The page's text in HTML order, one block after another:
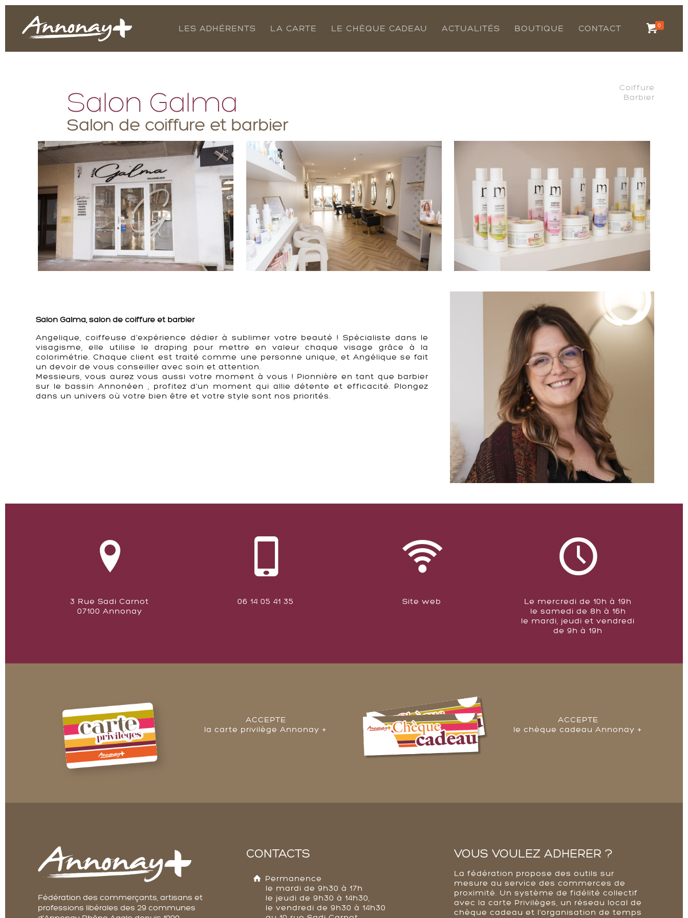
LES ADHÉRENTS LA CARTE LE CHÈQUE CADEAU ACTUALITÉS BOUTIQUE CONTACT 0
Salon Galma
Salon de coiffure et barbier
Coiffure
Barbier
Salon Galma, salon de coiffure et barbier
Angelique, coiffeuse d’expérience dédier à sublimer votre beauté ! Spécialiste dans le
visagisme, elle utilise le draping pour mettre en valeur chaque visage grâce à la
colorimétrie. Chaque client est traité comme une personne unique, et Angélique se fait
un devoir de vous conseiller avec soin et attention.
Messieurs, vous aurez vous aussi votre moment à vous ! Pionnière en tant que barbier
sur le bassin Annonéen , profitez d'un moment qui allie détente et efficacité. Plongez
dans un univers où votre bien être et votre style sont nos priorités.
3 Rue Sadi Carnot
07100 Annonay
06 14 05 41 35 Site web
Le mercredi de 10h à 19h
le samedi de 8h à 16h
le mardi, jeudi et vendredi
de 9h à 19h
ACCEPTE
la carte privilège Annonay +
ACCEPTE
le chèque cadeau Annonay +
Fédération des commerçants, artisans et
professions libérales des 29 communes
CONTACTS
Permanence
le mardi de 9h30 à 17h
le jeudi de 9h30 à 14h30,
le vendredi de 9h30 à 14h30
VOUS VOULEZ ADHERER ?
La fédération propose des outils sur
mesure au service des commerces de
proximité. Un système de fidélité collectif
avec la carte Privilèges, un réseau local de
chèque cadeau et l'organisation de temps